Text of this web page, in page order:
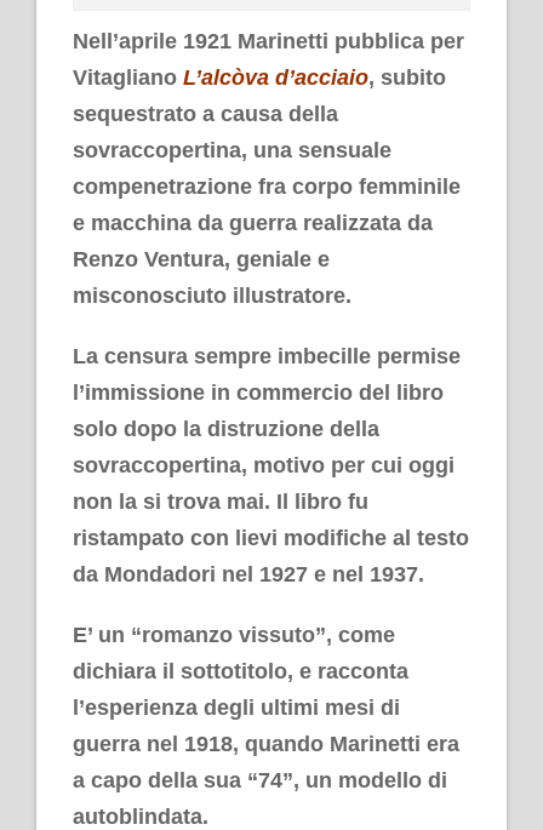
Nell’aprile 1921 Marinetti pubblica per
Vitagliano L’alcòva d’acciaio, subito
sequestrato a causa della
sovraccopertina, una sensuale
compenetrazione fra corpo femminile
e macchina da guerra realizzata da
Renzo Ventura, geniale e
misconosciuto illustratore.
La censura sempre imbecille permise
l’immissione in commercio del libro
solo dopo la distruzione della
sovraccopertina, motivo per cui oggi
non la si trova mai. Il libro fu
ristampato con lievi modifiche al testo
da Mondadori nel 1927 e nel 1937.
E’ un “romanzo vissuto”, come
dichiara il sottotitolo, e racconta
l’esperienza degli ultimi mesi di
guerra nel 1918, quando Marinetti era
a capo della sua “74”, un modello di
autoblindata.